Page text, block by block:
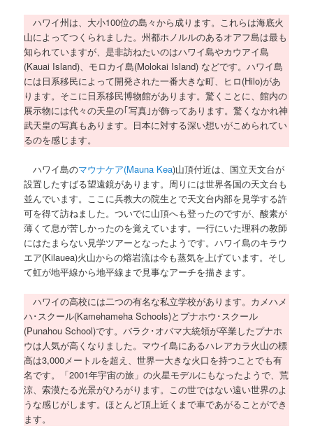
ハワイ州は、大小100位の島々から成ります。これらは海底火
山によってつくられました。州都ホノルルのあるオアフ島は最も
知られていますが、是非訪ねたいのはハワイ島やカウアイ島
(Kauai Island)、モロカイ島(Molokai Island) などです。ハワイ島
には日系移民によって開発された一番大きな町、ヒロ(Hilo)があ
ります。そこに日系移民博物館があります。驚くことに、館内の
展示物には代々の天皇の｢写真｣が飾ってあります。驚くなかれ神
武天皇の写真もあります。日本に対する深い想いがこめられてい
るのを感じます。
ハワイ島のマウナケア(Mauna Kea)山頂付近は、国立天文台が
設置したすばる望遠鏡があります。周りには世界各国の天文台も
並んでいます。ここに兵教大の院生とで天文台内部を見学する許
可を得て訪ねました。ついでに山頂へも登ったのですが、酸素が
薄くて息が苦しかったのを覚えています。一行にいた理科の教師
にはたまらない見学ツアーとなったようです。ハワイ島のキラウ
エア(Kilauea)火山からの熔岩流は今も蒸気を上げています。そし
て虹が地平線から地平線まで見事なアーチを描きます。
ハワイの高校には二つの有名な私立学校があります。カメハメ
ハ･スクール(Kamehameha Schools)とプナホウ･スクール
(Punahou School)です。バラク･オバマ大統領が卒業したプナホ
ウは人気が高くなりました。マウイ島にあるハレアカラ火山の標
高は3,000メートルを超え、世界一大きな火口を持つことでも有
名です。「2001年宇宙の旅」の火星モデルにもなったようで、荒
涼、索漠たる光景がひろがります。この世ではない遠い世界のよ
うな感じがします。ほとんど頂上近くまで車であがることができ
ます。